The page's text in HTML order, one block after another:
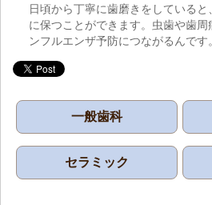
日頃から丁寧に歯磨きをしている
に保つことができます。虫歯や歯周
ンフルエンザ予防につながるんです。
一般歯科
セラミック